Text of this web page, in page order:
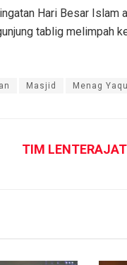
Hari Besar Islam
tablig melimpah
Masjid Menag
TIM